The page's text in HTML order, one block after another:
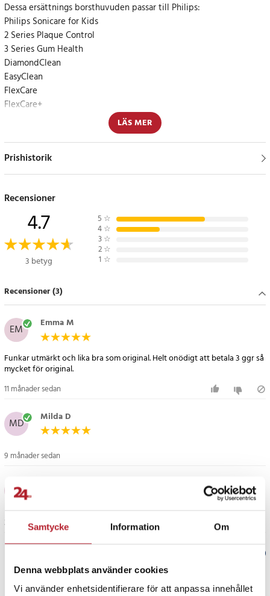
Samtycke Information Om
Denna webbplats använder cookies
Vi använder enhetsidentifierare för att anpassa innehållet
Dessa ersättnings borsthuvuden passar till Philips:
Philips Sonicare for Kids
2 Series Plaque Control
3 Series Gum Health
DiamondClean
EasyClean
FlexCare
FlexCare+
HealthyWhite+
HydroClean
Power Up
Tandläkarna rekommenderar att man byter tandborste var 6-8
Artikelnummer :77804
LÄS MER
Prishistorik
Recensioner
4.7
3 betyg
5 ☆
4 ☆
3 ☆
2 ☆
1 ☆
Recensioner (3)
EM Emma M
Funkar utmärkt och lika bra som original. Helt onödigt att betala 3 ggr så
mycket för original.
11 månader sedan
MD Milda D
9 månader sedan
HE
3 år sedan
PRISGARANTI